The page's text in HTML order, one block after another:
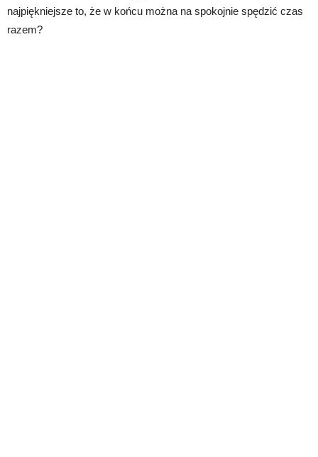
najpiękniejsze to, że w końcu można na spokojnie spędzić czas
razem?